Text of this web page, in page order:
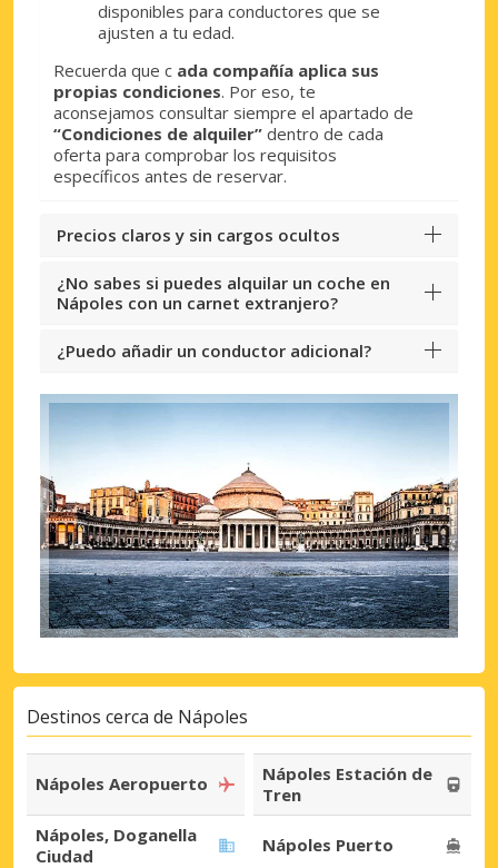
disponibles para conductores que se
ajusten a tu edad.
Recuerda que c ada compañía aplica sus
propias condiciones. Por eso, te
aconsejamos consultar siempre el apartado de
“Condiciones de alquiler” dentro de cada
oferta para comprobar los requisitos
específicos antes de reservar.
Precios claros y sin cargos ocultos
¿No sabes si puedes alquilar un coche en
Nápoles con un carnet extranjero?
¿Puedo añadir un conductor adicional?
Destinos cerca de Nápoles
Nápoles Aeropuerto
Nápoles Estación de
Tren
Nápoles, Doganella
Ciudad
Nápoles Puerto